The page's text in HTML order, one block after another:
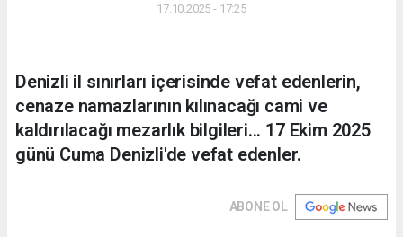
17.10.2025 - 17:25
Denizli il sınırları içerisinde vefat edenlerin,
cenaze namazlarının kılınacağı cami ve
kaldırılacağı mezarlık bilgileri... 17 Ekim 2025
günü Cuma Denizli'de vefat edenler.
ABONE OL